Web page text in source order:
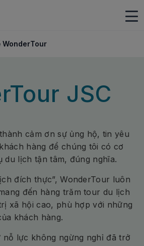
WonderTour
JSC
cảm ơn sự ủng hộ, tin yêu
hàng để chúng tôi có cơ
du lịch tận tâm, đúng nghĩa.
đích thực”, WonderTour luôn
đến hàng trăm tour du lịch
xã hội cao, phù hợp với những
khách hàng.
nỗ lực không ngừng nghỉ đã trở